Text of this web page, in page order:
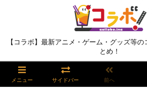
【コラボ】最新アニメ・ゲーム・グッズ等
とめ！
メニュー サイドバー 前へ